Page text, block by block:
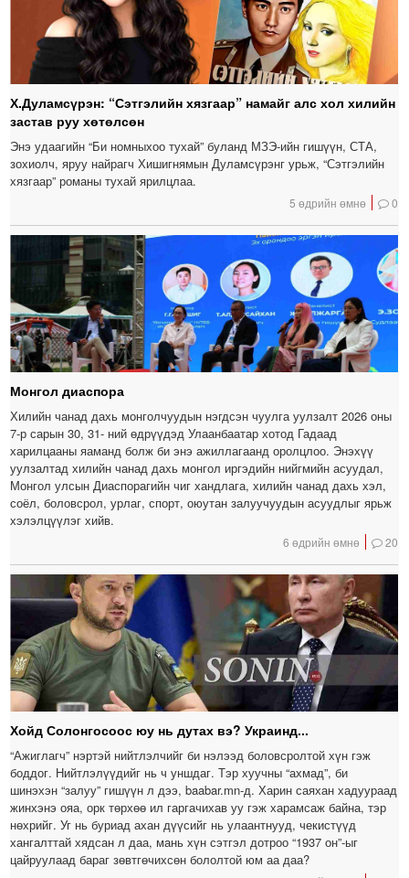
Х.Дуламсүрэн: “Сэтгэлийн хязгаар” намайг алс хол хилийн
застав руу хөтөлсөн
Энэ удаагийн “Би номныхоо тухай” буланд МЗЭ-ийн гишүүн, СТА,
зохиолч, яруу найрагч Хишигнямын Дуламсүрэнг урьж, “Сэтгэлийн
хязгаар” романы тухай ярилцлаа.
5 өдрийн өмнө 0
Монгол диаспора
Хилийн чанад дахь монголчуудын нэгдсэн чуулга уулзалт 2026 оны
7-р сарын 30, 31- ний өдрүүдэд Улаанбаатар хотод Гадаад
харилцааны яаманд болж би энэ ажиллагаанд оролцлоо. Энэхүү
уулзалтад хилийн чанад дахь монгол иргэдийн нийгмийн асуудал,
Монгол улсын Диаспорагийн чиг хандлага, хилийн чанад дахь хэл,
соёл, боловсрол, урлаг, спорт, оюутан залуучуудын асуудлыг ярьж
хэлэлцүүлэг хийв.
6 өдрийн өмнө 20
Хойд Солонгосоос юу нь дутах вэ? Украинд...
“Ажиглагч” нэртэй нийтлэлчийг би нэлээд боловсролтой хүн гэж
боддог. Нийтлэлүүдийг нь ч уншдаг. Тэр хуучны “ахмад”, би
шинэхэн “залуу” гишүүн л дээ, baabar.mn-д. Харин саяхан хадуураад
жинхэнэ ояа, орк төрхөө ил гаргачихав уу гэж харамсаж байна, тэр
нөхрийг. Уг нь буриад ахан дүүсийг нь улаантнууд, чекистүүд
хангалттай хядсан л даа, мань хүн сэтгэл дотроо “1937 он”-ыг
цайруулаад бараг зөвтгөчихсөн бололтой юм аа даа?